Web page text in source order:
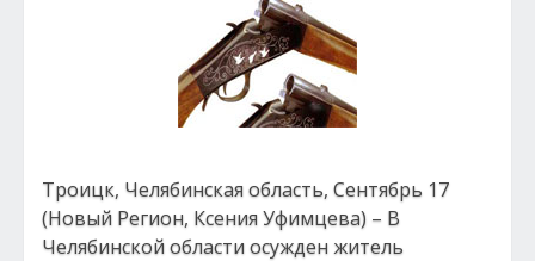
Троицк, Челябинская область, Сентябрь 17
(Новый Регион, Ксения Уфимцева) – В
Челябинской области осужден житель